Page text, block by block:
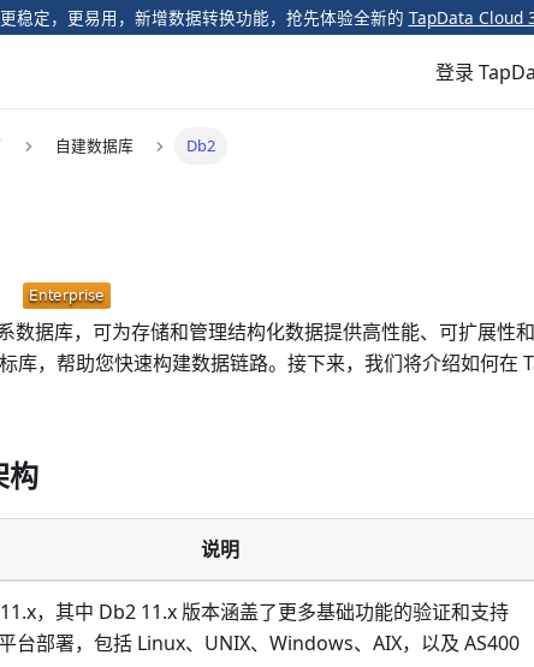
稳定，更易用，新增数据转换功能，抢先体验全新的 TapData Cloud
登录
自建数据库 Db2
数据库，可为存储和管理结构化数据提供高性能、可扩展性
库，帮助您快速构建数据链路。接下来，我们将介绍如何在
构
说明
，其中 Db2 11.x 版本涵盖了更多基础功能的验证和支持
台部署，包括 Linux、UNIX、Windows、AIX，以及 AS400